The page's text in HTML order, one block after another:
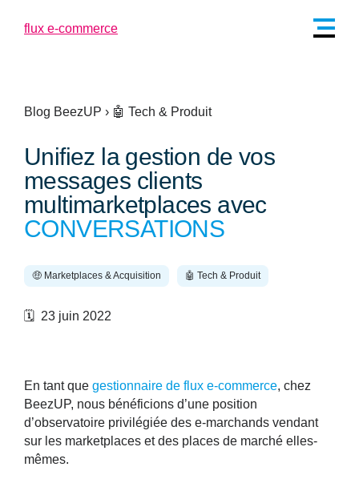
Blog BeezUP › 🤖 Tech & Produit
Unifiez la gestion de vos
messages clients
multimarketplaces avec
CONVERSATIONS
🤑 Marketplaces & Acquisition 🤖 Tech & Produit
🗓️ 23 juin 2022
En tant que gestionnaire de flux e-commerce, chez
BeezUP, nous bénéficions d’une position
d’observatoire privilégiée des e-marchands vendant
sur les marketplaces et des places de marché elles-
mêmes.